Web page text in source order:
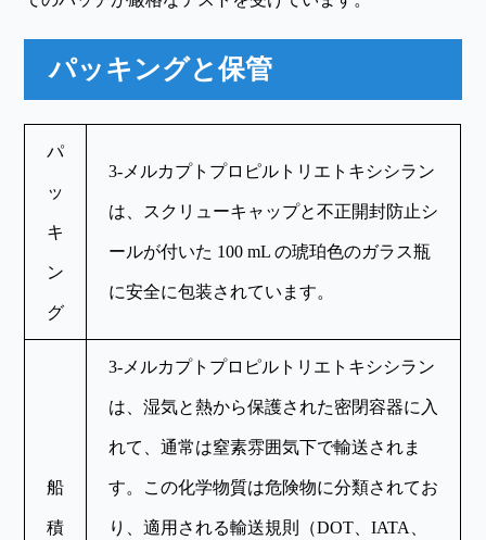
パッキングと保管
パ
ッ
キ
ン
グ
3-メルカプトプロピルトリエトキシシラン
は、スクリューキャップと不正開封防止シ
ールが付いた 100 mL の琥珀色のガラス瓶
に安全に包装されています。
船
積
3-メルカプトプロピルトリエトキシシラン
は、湿気と熱から保護された密閉容器に入
れて、通常は窒素雰囲気下で輸送されま
す。この化学物質は危険物に分類されてお
り、適用される輸送規則（DOT、IATA、